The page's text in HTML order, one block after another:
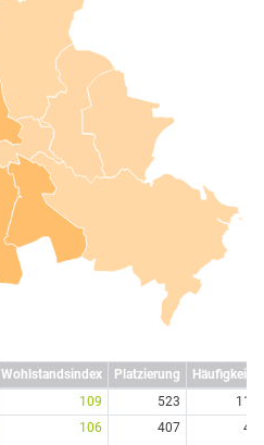
Wohlstandsindex Platzierung Häufigkeit
109 523
11
106 407 4